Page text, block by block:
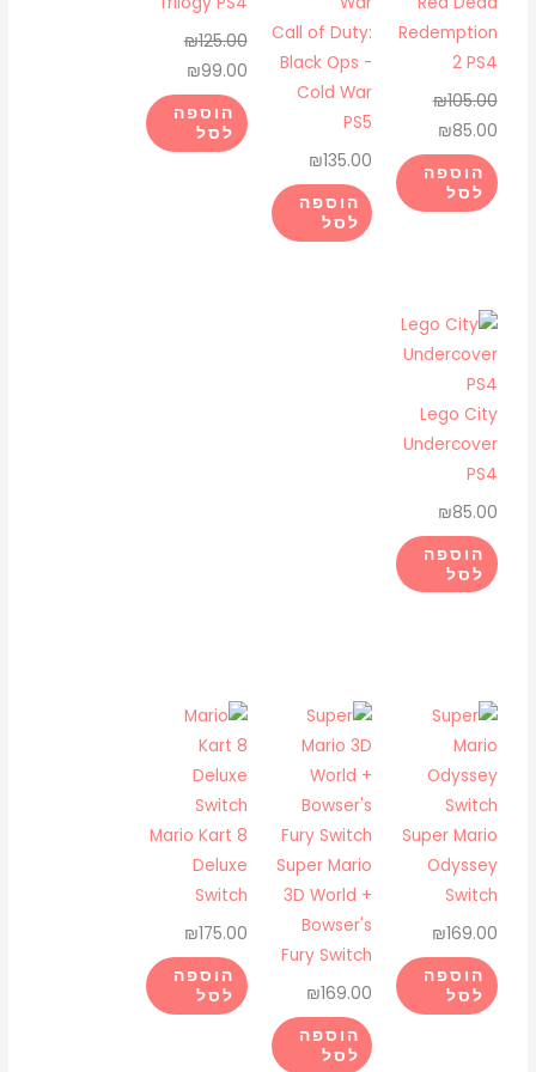
Redemption
2 PS4
₪105.00
₪85.00
הוספה
לסל
Call of Duty:
Black Ops -
Cold War
PS5
₪135.00
הוספה
לסל
₪125.00
₪99.00
הוספה
לסל
Lego City
Undercover
PS4
₪85.00
הוספה
לסל
Super Mario
Odyssey
Switch
₪169.00
הוספה
לסל
Super Mario
3D World +
Bowser's
Fury Switch
₪169.00
הוספה
לסל
Mario Kart 8
Deluxe
Switch
₪175.00
הוספה
לסל